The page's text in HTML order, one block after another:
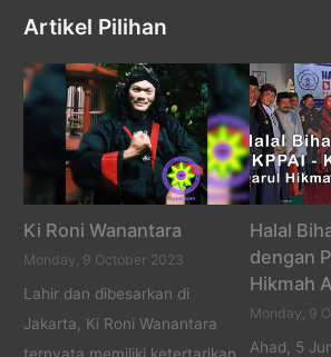
Artikel Pilihan
Ki Roni Wanantara
Monday, 9 October 2023
Lahir dan dibesarkan di
Jakarta, Ki Roni Wanantara
Halal
dengan
Hikmah
Monday, 9
Ahad, 5